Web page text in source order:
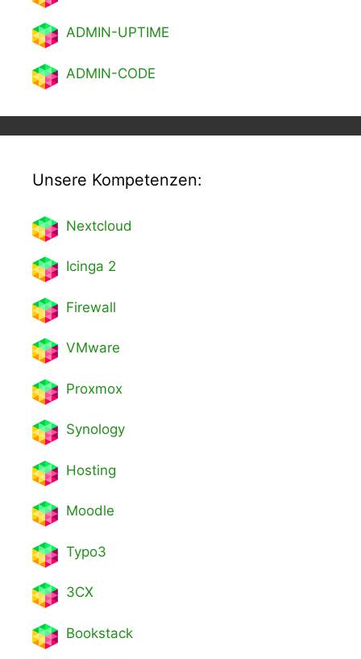
ADMIN-UPTIME
ADMIN-CODE
Unsere Kompetenzen:
Nextcloud
Icinga 2
Firewall
VMware
Proxmox
Synology
Hosting
Moodle
Typo3
3CX
Bookstack